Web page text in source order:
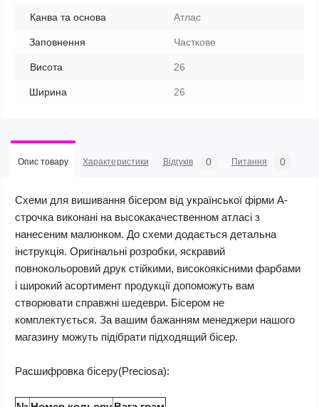
Канва та основа Атлас
Заповнення Часткове
Висота 26
Ширина 26
Опис товару Характеристики Відгуків 0 Питання 0
Схеми для вишивання бісером від української фірми А-
строчка виконані на высокакачественном атласі з
нанесеним малюнком. До схеми додається детальна
інструкція. Оригінальні розробки, яскравий
повнокольоровий друк стійкими, високоякісними фарбами
і широкий асортимент продукції допоможуть вам
створювати справжні шедеври. Бісером не
комплектується. За вашим бажанням менеджери нашого
магазину можуть підібрати підходящий бісер.
Расшифровка бісеру(Preciosa):